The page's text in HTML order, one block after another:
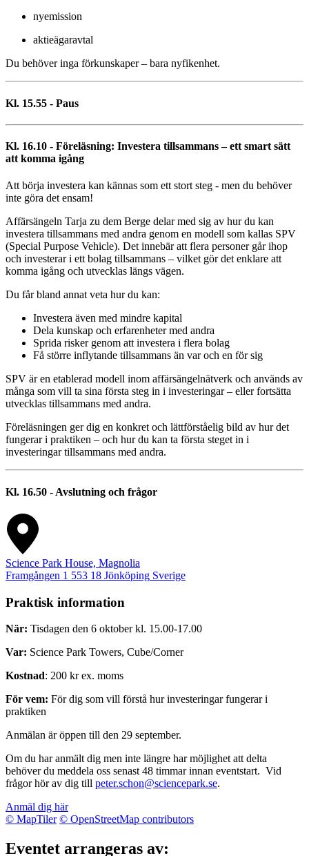
nyemission
aktieägaravtal
Du behöver inga förkunskaper – bara nyfikenhet.
Kl. 15.55 - Paus
Kl. 16.10 - Föreläsning: Investera tillsammans – ett smart sätt
att komma igång
Att börja investera kan kännas som ett stort steg - men du behöver
inte göra det ensam!
Affärsängeln Tarja zu dem Berge delar med sig av hur du kan
investera tillsammans med andra genom en modell som kallas SPV
(Special Purpose Vehicle). Det innebär att flera personer går ihop
och investerar i ett bolag tillsammans – vilket gör det enklare att
komma igång och utvecklas längs vägen.
Du får bland annat veta hur du kan:
Investera även med mindre kapital
Dela kunskap och erfarenheter med andra
Sprida risker genom att investera i flera bolag
Få större inflytande tillsammans än var och en för sig
SPV är en etablerad modell inom affärsängelnätverk och används av
många som vill ta sina första steg in i investeringar – eller fortsätta
utvecklas tillsammans med andra.
Föreläsningen ger dig en konkret och lättförståelig bild av hur det
fungerar i praktiken – och hur du kan ta första steget in i
investeringar tillsammans med andra.
Kl. 16.50 - Avslutning och frågor
Science Park House, Magnolia
Framgången 1 553 18 Jönköping Sverige
Praktisk information
När: Tisdagen den 6 oktober kl. 15.00-17.00
Var: Science Park Towers, Cube/Corner
Kostnad: 200 kr ex. moms
För vem: För dig som vill förstå hur investeringar fungerar i
praktiken
Anmälan är öppen till den 29 september.
Om du har anmält dig men inte längre har möjlighet att delta
behöver du meddela oss senast 48 timmar innan eventstart. Vid
frågor hör av dig till peter.schon@sciencepark.se.
Anmäl dig här
© MapTiler © OpenStreetMap contributors
Eventet arrangeras av: